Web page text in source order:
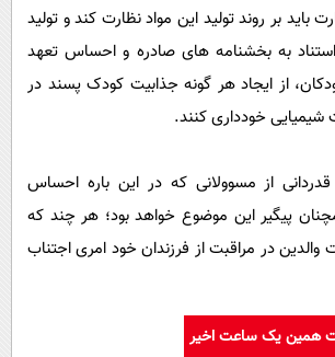
بر روند تولید این مواد نظارت کند و تولید
استناد به بخشنامه های صادره و احساس تعهد
از ایجاد هر گونه جذابیت کودک پسند در
خودداری کنند.
از مسوولانی که در این باره احساس
پیگیر این موضوع خواهد بود؛ هر چند که
در مراقبت از فرزندان خود امری اجتناب
همین یک ساعت اخیر